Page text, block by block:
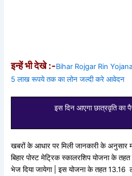
इन्हें भी देखे :-Bihar Rojgar Rin
5 लाख रूपये तक का लोन जल्दी करे आवेदन
इस दिन आएगा छात्रवृति का
खबरों के आधार पर मिली जानकारी के अनुसार
बिहार पोस्ट मेट्रिक स्कालरशिप योजना के
भेज दिया जायेगा | इस योजना के तहत 13.16